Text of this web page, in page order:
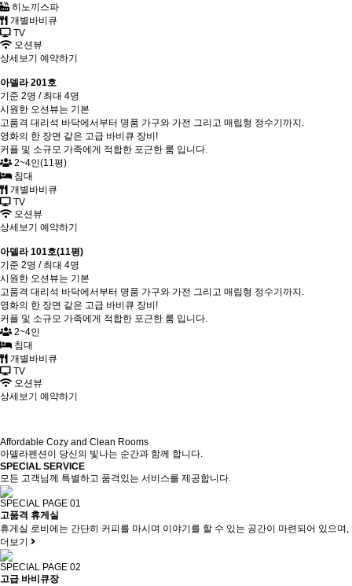
히노끼스파
개별바비큐
TV
오션뷰
상세보기 예약하기
아델라 201호
기준 2명 / 최대 4명
시원한 오션뷰는 기본
고품격 대리석 바닥에서부터 명품 가구와 가전 그리고 매립형 정수기까지.
영화의 한 장면 같은 고급 바비큐 장비!
커플 및 소규모 가족에게 적합한 포근한 룸 입니다.
2~4인(11평)
침대
개별바비큐
TV
오션뷰
상세보기 예약하기
아델라 101호(11평)
기준 2명 / 최대 4명
시원한 오션뷰는 기본
고품격 대리석 바닥에서부터 명품 가구와 가전 그리고 매립형 정수기까지.
영화의 한 장면 같은 고급 바비큐 장비!
커플 및 소규모 가족에게 적합한 포근한 룸 입니다.
2~4인
침대
개별바비큐
TV
오션뷰
상세보기 예약하기
Affordable Cozy and Clean Rooms
아델라펜션이 당신의 빛나는 순간과 함께 합니다.
SPECIAL SERVICE
모든 고객님께 특별하고 품격있는 서비스를 제공합니다.
SPECIAL PAGE 01
고품격 휴게실
휴게실 로비에는 간단히 커피를 마시며 이야기를 할 수 있는 공간이 마련되어 있으
더보기
SPECIAL PAGE 02
고급 바비큐장